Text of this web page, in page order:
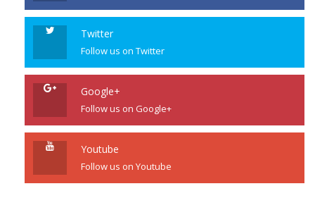
Twitter
Follow us on Twitter
Google+
Follow us on Google+
Youtube
Follow us on Youtube